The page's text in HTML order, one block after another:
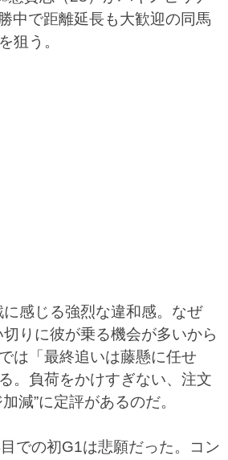
中で距離延長も大歓迎の同馬
狙う。
感じる強烈な違和感。なぜ
りに彼が乗る機会が多いから
は「最終追いは藤懸に任せ
。負荷をかけすぎない、注文
減”に定評があるのだ。
での初G1は悲願だった。コン